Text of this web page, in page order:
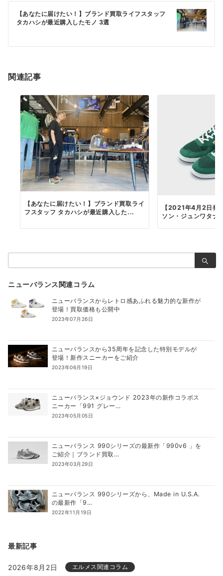
【あなたに届けたい！】ブランド買取ライフスタッフ
タカハシが最近購入したモノ 3選
関連記事
【あなたに届けたい！】ブランド買取ライ
フスタッフ タカハシが最近購入した...
【2021年4月2日発
ソン・ジュンワタナ
ニューバランス関連コラム
ニューバランスからレトロ感あふれる魅力的な新作が
登場！買取価格も公開中
2023年07月26日
ニューバランスから35周年を記念した特別モデルが
登場！新作スニーカーをご紹介
2023年06月19日
ニューバランス×ジョウンド 2023年の新作コラボス
ニーカー「991 グレー…
2023年05月05日
ニューバランス 990シリーズの最新作「990v6 」を
ご紹介｜ブランド買取…
2023年03月29日
ニューバランス 990シリーズから、Made in U.S.A.
の最新作「9…
2022年11月19日
最新記事
2026年8月2日 エルメス関連コラム